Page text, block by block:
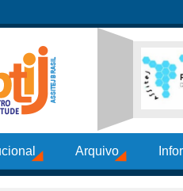
Arquivo